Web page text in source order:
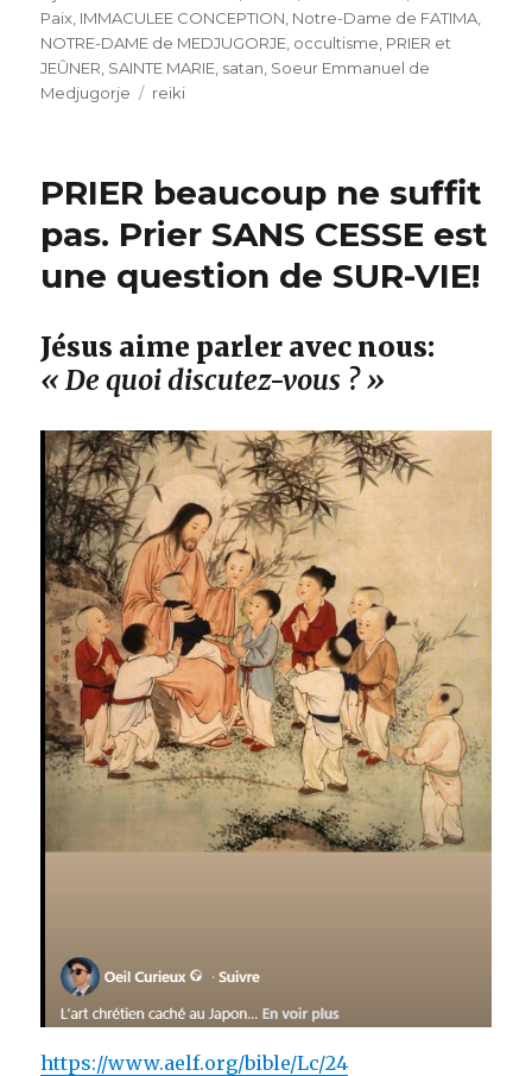
le
Paix IMMACULEE CONCEPTION Notre-Dame de FATIMA
NOTRE-DAME de MEDJUGORJE occultisme PRIER et
JEÛNER SAINTE MARIE satan Soeur Emmanuel de
Medjugorje
Étiquettes
reiki
PRIER beaucoup ne suffit
pas. Prier SANS CESSE est
une question de SUR-VIE!
Jésus aime parler avec nous:
« De quoi discutez-vous ? »
https://www.aelf.org/bible/Lc/24